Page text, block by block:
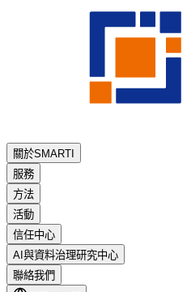
關於SMARTI
服務
方法
活動
信任中心
AI與資料治理研究中心
聯絡我們